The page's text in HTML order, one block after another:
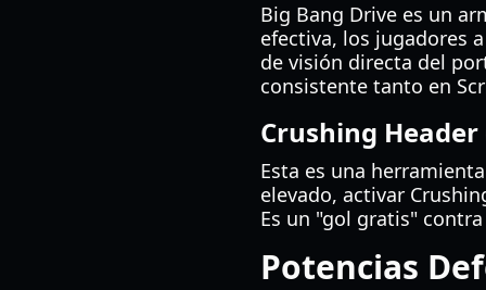
Big Bang Drive es un
efectiva, los jugadores
de visión directa del
consistente tanto en
Crushing Header
Esta es una
elevado, activar
Es un "gol gratis"
Potencias